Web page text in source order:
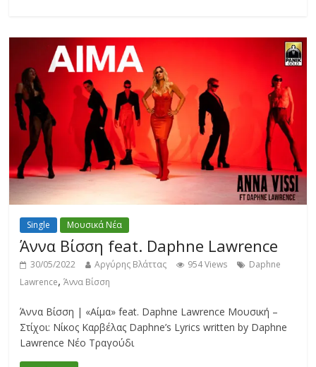
Single Μουσικά Νέα
Άννα Βίσση feat. Daphne Lawrence
30/05/2022 Αργύρης Βλάττας 954 Views
Daphne
Lawrence,Άννα Βίσση
Άννα Βίσση | «Αίμα» feat. Daphne Lawrence Μουσική –
Στίχοι: Νίκος Καρβέλας Daphne’s Lyrics written by Daphne
Lawrence Νέο Τραγούδι